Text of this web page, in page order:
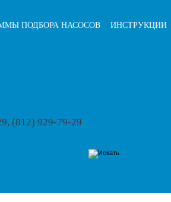
ПОДБОРА НАСОСОВ ИНСТРУКЦИИ
(812) 929-79-29